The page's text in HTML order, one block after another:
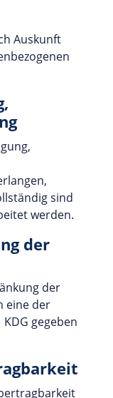
Auskunft
sind
werden.
der
der
eine der
gegeben